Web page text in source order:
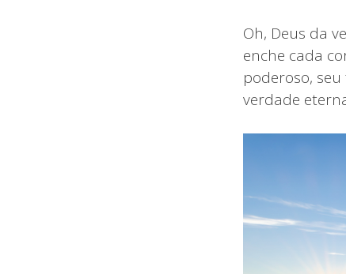
Oh, Deus da
enche cada
poderoso,
verdade